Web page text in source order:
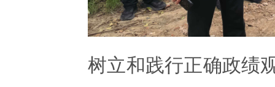
树立和践行正确政绩